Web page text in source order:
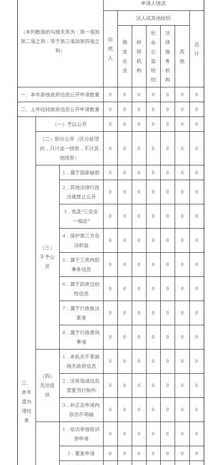
（本列数据的勾稽关系为：第一项加
第二项之和，等于第三项加第四项之
和）
申请人情况
自
然
人
法人或其他组织
总
计
商
业
企
业
科
研
机
构
社
会
公
益
组
织
法
律
服
务
机
构
其
他
一、本年新收政府信息公开申请数量 0 0 0 0 0 0 0
二、上年结转政府信息公开申请数量 0 0 0 0 0 0 0
三、
本年
度办
理结
果
（一）予以公开 0 0 0 0 0 0 0
（二）部分公开（区分处理
的，只计这一情形，不计其
他情形）
0 0 0 0 0 0 0
（三）
不予公
开
1．属于国家秘密 0 0 0 0 0 0 0
2．其他法律行政
法规禁止公开
0 0 0 0 0 0 0
3．危及“三安全
一稳定”
0 0 0 0 0 0 0
4．保护第三方合
法权益
0 0 0 0 0 0 0
5．属于三类内部
事务信息
0 0 0 0 0 0 0
6．属于四类过程
性信息
0 0 0 0 0 0 0
7．属于行政执法
案卷
0 0 0 0 0 0 0
8．属于行政查询
事项
0 0 0 0 0 0 0
（四）
无法提
供
1．本机关不掌握
相关政府信息
0 0 0 0 0 0 0
2．没有现成信息
需要另行制作
0 0 0 0 0 0 0
3．补正后申请内
容仍不明确
0 0 0 0 0 0 0
1．信访举报投诉
类申请
0 0 0 0 0 0 0
2．重复申请 0 0 0 0 0 0 0